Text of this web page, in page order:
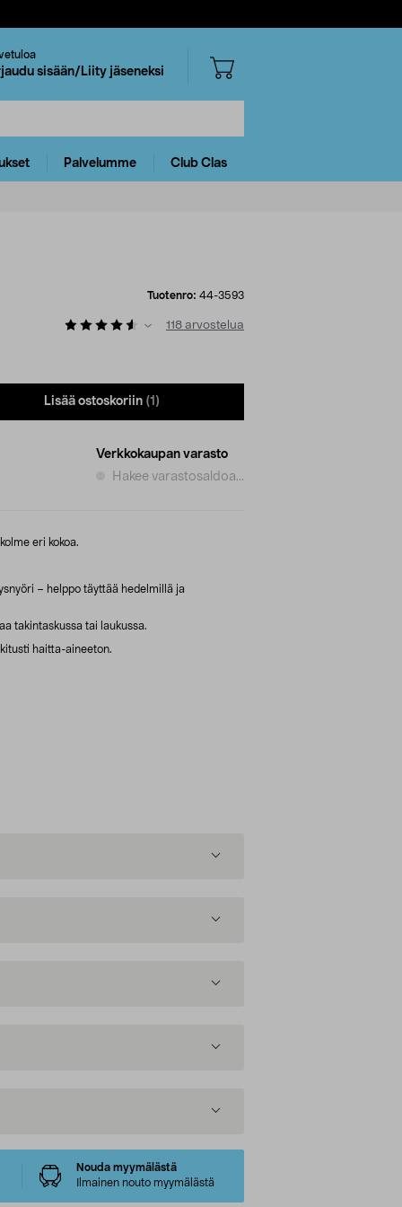
sisään/Liity jäseneksi
Palvelumme Club Clas
Tuotenro: 44-3593
118 arvostelua
Lisää ostoskoriin (1)
Verkkokaupan varasto
Hakee varastosaldoa...
eri kokoa.
– helppo täyttää hedelmillä ja
takintaskussa tai laukussa.
haitta-aineeton.
Nouda myymälästä
Ilmainen nouto myymälästä